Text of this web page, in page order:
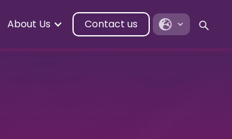
About Us Contact us